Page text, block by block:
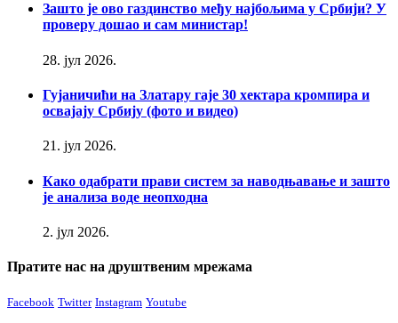
Зашто је ово газдинство међу најбољима у Србији? У
проверу дошао и сам министар!
28. јул 2026.
Гујаничићи на Златару гаје 30 хектара кромпира и
освајају Србију (фото и видео)
21. јул 2026.
Како одабрати прави систем за наводњавање и зашто
је анализа воде неопходна
2. јул 2026.
Пратите нас на друштвеним мрежама
Facebook Twitter Instagram Youtube